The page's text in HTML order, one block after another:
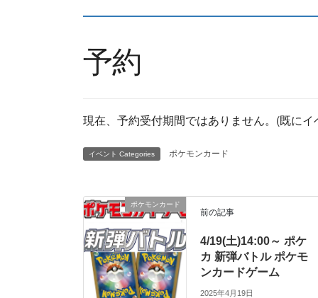
予約
現在、予約受付期間ではありません。(既に
イベント Categories ポケモンカード
ポケモンカード
前の記事
4/19(土)14:00～ ポケ
カ 新弾バトル ポケモ
ンカードゲーム
2025年4月19日